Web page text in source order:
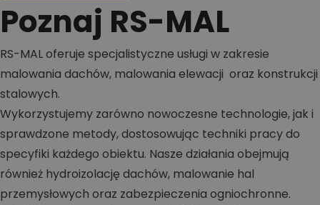
Poznaj RS-MAL
RS-MAL oferuje specjalistyczne usługi w zakresie
malowania dachów, malowania elewacji oraz konstrukcji
stalowych.
Wykorzystujemy zarówno nowoczesne technologie, jak i
sprawdzone metody, dostosowując techniki pracy do
specyfiki każdego obiektu. Nasze działania obejmują
również hydroizolację dachów, malowanie hal
przemysłowych oraz zabezpieczenia ogniochronne.